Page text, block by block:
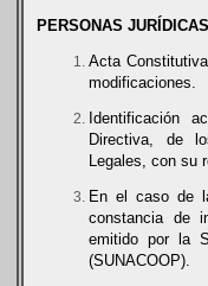
PERSONAS
Acta
modificaciones.
Identificación
Directiva, de
Legales, con su
En el caso de
constancia de
emitido por la
(SUNACOOP).